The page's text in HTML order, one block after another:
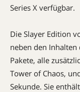
Series X verfügbar.
Die Slayer Edition
neben den
Pakete, alle
Tower of Chaos,
Sekunde. Sie